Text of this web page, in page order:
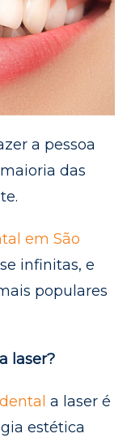
a pessoa
das
em São
infinitas, e
populares
laser?
a laser é
estética